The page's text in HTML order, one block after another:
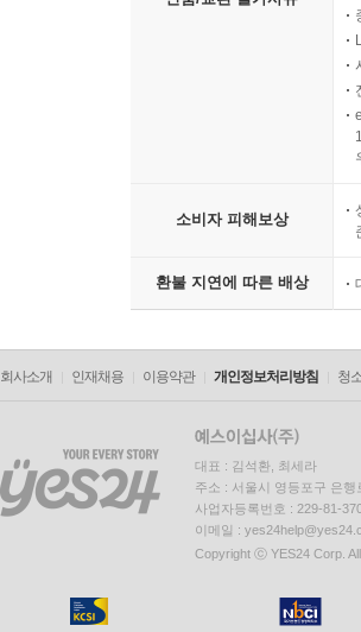
소비자 피해보상
환불 지연에 따른 배상
회사소개 인재채용 이용약관 개인정보처리방침 청
대표 : 김석환, 최세라
주소 : 서울시 영등포구 은
사업자등록번호 : 229-81-
이메일 :
Copyright ⓒ YES24 Corp.